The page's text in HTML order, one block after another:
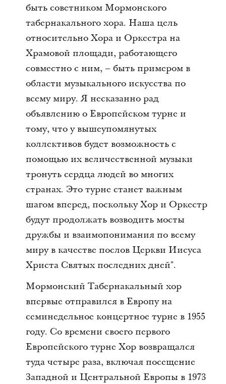
быть советником Мормонского
табернакального хора. Наша цель
относительно Хора и Оркестра на
Храмовой площади, работающего
совместно с ним, – быть примером в
области музыкального искусства по
всему миру. Я несказанно рад
объявлению о Европейском турне и
тому, что у вышеупомянутых
коллективов будет возможность с
помощью их величественной музыки
тронуть сердца людей во многих
странах. Это турне станет важным
шагом вперед, поскольку Хор и Оркестр
будут продолжать возводить мосты
дружбы и взаимопонимания по всему
миру в качестве послов Церкви Иисуса
Христа Святых последних дней".
Мормонский Табернакальный хор
впервые отправился в Европу на
семинедельное концертное турне в 1955
году. Со времени своего первого
Европейского турне Хор возвращался
туда четыре раза, включая посещение
Западной и Центральной Европы в 1973